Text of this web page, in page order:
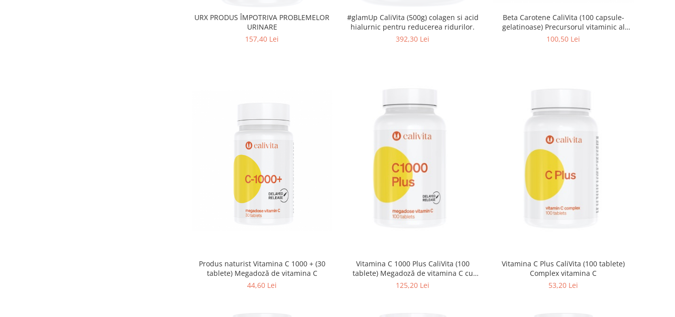
URX PRODUS ÎMPOTRIVA PROBLEMELOR
URINARE
157,40 Lei
#glamUp CaliVita (500g) colagen si acid
hialurnic pentru reducerea ridurilor.
392,30 Lei
Beta Carotene CaliVita (100 capsule-
gelatinoase) Precursorul vitaminic al
vitaminei A
100,50 Lei
Produs naturist Vitamina C 1000 + (30
tablete) Megadoză de vitamina C
44,60 Lei
Vitamina C 1000 Plus CaliVita (100
tablete) Megadoză de vitamina C cu
măceşe organiceÎnapoi
125,20 Lei
Vitamina C Plus CaliVita (100 tablete)
Complex vitamina C
53,20 Lei